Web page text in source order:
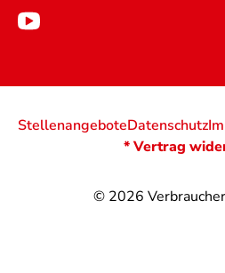
© 2026
StellenangeboteDatenschutz
* Vertrag